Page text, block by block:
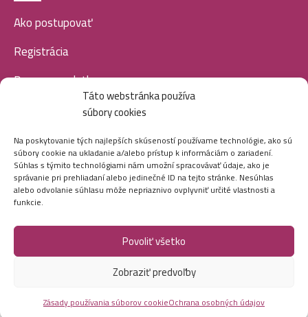
Táto webstránka používa
súbory cookies
Na poskytovanie tých najlepších skúseností používame technológie, ako sú
súbory cookie na ukladanie a/alebo prístup k informáciám o zariadení.
Súhlas s týmito technológiami nám umožní spracovávať údaje, ako je
správanie pri prehliadaní alebo jedinečné ID na tejto stránke. Nesúhlas
alebo odvolanie súhlasu môže nepriaznivo ovplyvniť určité vlastnosti a
funkcie.
Povoliť všetko
Zobraziť predvoľby
Zásady používania súborov cookieOchrana osobných údajov
Ako postupovať
Registrácia
Doprava a platba
SOCIÁLNE SIETE
Marei.sk - Všetky práva vyhradené - 2026
Vytvorila digitálna agentúraAmetica.
Kallos-SK